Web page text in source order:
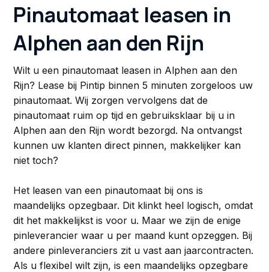
Pinautomaat leasen in
Alphen aan den Rijn
Wilt u een pinautomaat leasen in Alphen aan den
Rijn? Lease bij Pintip binnen 5 minuten zorgeloos uw
pinautomaat. Wij zorgen vervolgens dat de
pinautomaat ruim op tijd en gebruiksklaar bij u in
Alphen aan den Rijn wordt bezorgd. Na ontvangst
kunnen uw klanten direct pinnen, makkelijker kan
niet toch?
Het leasen van een pinautomaat bij ons is
maandelijks opzegbaar. Dit klinkt heel logisch, omdat
dit het makkelijkst is voor u. Maar we zijn de enige
pinleverancier waar u per maand kunt opzeggen. Bij
andere pinleveranciers zit u vast aan jaarcontracten.
Als u flexibel wilt zijn, is een maandelijks opzegbare